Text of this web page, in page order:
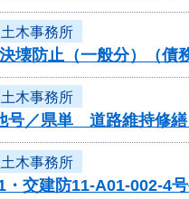
木事務所
壊防止（一般分）（債
木事務所
号／県単 道路維持修
木事務所
交建防11-A01-002-4